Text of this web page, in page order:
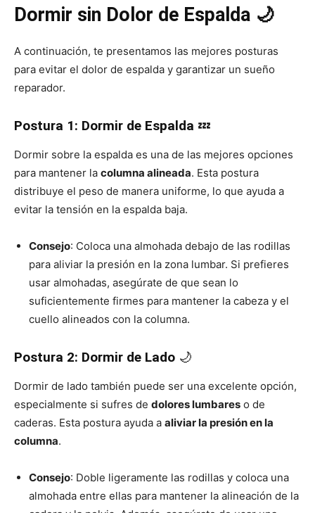
Dormir sin Dolor de Espalda 🌙
A continuación, te presentamos las mejores posturas
para evitar el dolor de espalda y garantizar un sueño
reparador.
Postura 1: Dormir de Espalda 💤
Dormir sobre la espalda es una de las mejores opciones
para mantener la columna alineada. Esta postura
distribuye el peso de manera uniforme, lo que ayuda a
evitar la tensión en la espalda baja.
Consejo: Coloca una almohada debajo de las rodillas
para aliviar la presión en la zona lumbar. Si prefieres
usar almohadas, asegúrate de que sean lo
suficientemente firmes para mantener la cabeza y el
cuello alineados con la columna.
Postura 2: Dormir de Lado 🌙
Dormir de lado también puede ser una excelente opción,
especialmente si sufres de dolores lumbares o de
caderas. Esta postura ayuda a aliviar la presión en la
columna.
Consejo: Doble ligeramente las rodillas y coloca una
almohada entre ellas para mantener la alineación de la